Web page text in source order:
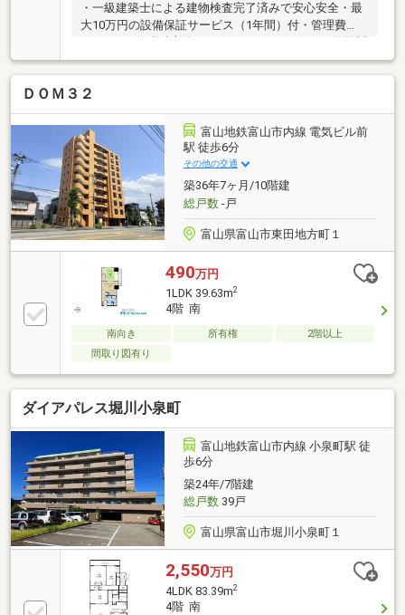
・一級建築士による建物検査完了済みで安心安全・最
大10万円の設備保証サービス（1年間）付・管理費
979円/月、共用視聴施設料550円/月、町内会費500円/
月、駐輪場100円～500円/月・引渡/売買契約締結後1
か月以内に可能・駐車場/10000～18000円/月（空き都
度要確認）・取引条件有効期限/2026年12月末日・
CATV/全て可
ＤＯＭ３２
富山地鉄富山市内線 電気ビル前
駅 徒歩6分
その他の交通
築36年7ヶ月/10階建
総戸数-戸
富山県富山市東田地方町１
490万円
1LDK 39.63m2
4階 南
南向き 所有権
2階以上
間取り図有り
ダイアパレス堀川小泉町
富山地鉄富山市内線 小泉町駅 徒
歩6分
築24年/7階建
総戸数39戸
富山県富山市堀川小泉町１
2,550万円
4LDK 83.39m2
4階 南